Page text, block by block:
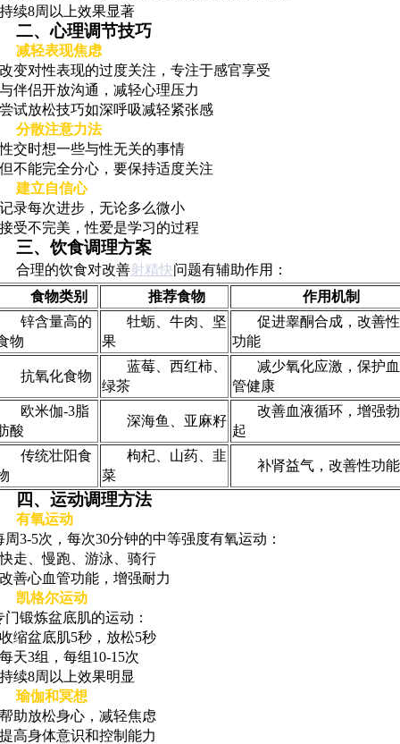
续8周以上效果显著
二、心理调节技巧
减轻表现焦虑
变对性表现的过度关注，专注于感官享受
伴侣开放沟通，减轻心理压力
试放松技巧如深呼吸减轻紧张感
分散注意力法
交时想一些与性无关的事情
不能完全分心，要保持适度关注
建立自信心
录每次进步，无论多么微小
受不完美，性爱是学习的过程
三、饮食调理方案
合理的饮食对改善射精快问题有辅助作用：
食物类别
推荐食物
作用机制
锌含量高的
物
牡蛎、牛肉、坚
果
促进睾酮合成，改善性
功能
抗氧化食物
蓝莓、西红柿、
绿茶
减少氧化应激，保护血
管健康
欧米伽-3脂
酸
深海鱼、亚麻籽
改善血液循环，增强勃
起
传统壮阳食
枸杞、山药、韭
菜
补肾益气，改善性功能
四、运动调理方法
有氧运动
周3-5次，每次30分钟的中等强度有氧运动：
走、慢跑、游泳、骑行
善心血管功能，增强耐力
凯格尔运动
门锻炼盆底肌的运动：
缩盆底肌5秒，放松5秒
天3组，每组10-15次
续8周以上效果明显
瑜伽和冥想
助放松身心，减轻焦虑
高身体意识和控制能力